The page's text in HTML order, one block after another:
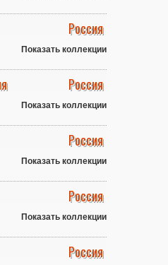
Россия
Показать коллекции
Россия
Показать коллекции
Россия
Показать коллекции
Россия
Показать коллекции
Россия